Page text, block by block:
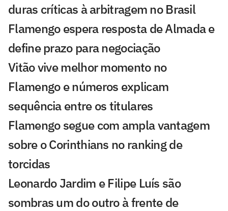
duras críticas à arbitragem no Brasil
Flamengo espera resposta de Almada e
define prazo para negociação
Vitão vive melhor momento no
Flamengo e números explicam
sequência entre os titulares
Flamengo segue com ampla vantagem
sobre o Corinthians no ranking de
torcidas
Leonardo Jardim e Filipe Luís são
sombras um do outro à frente de